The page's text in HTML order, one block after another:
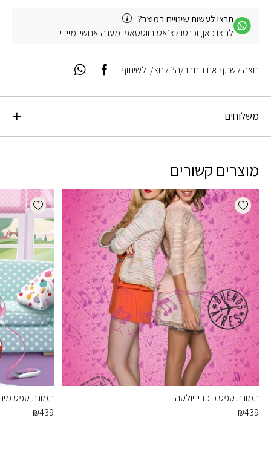
תרצו לעשות שינויים במוצר?
לחצו כאן, וכנסו לצ׳אט בווטסאפ. מענה אנושי ומיידי!
משלוחים
רוצה לשתף את החבר/ה? לחצ/י לשיתוף:
מוצרים קשורים
Add wishlist
תמונת טפט כוכבי ויולטה
₪439
wishlist
תמונת טפט מיני
₪439